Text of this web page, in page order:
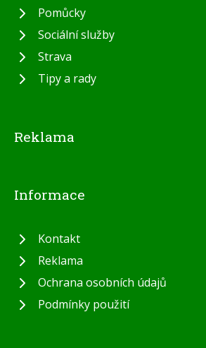
Pomůcky
Sociální služby
Strava
Tipy a rady
Reklama
Informace
Kontakt
Reklama
Ochrana osobních údajů
Podmínky použití